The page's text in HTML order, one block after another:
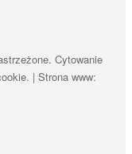
Cytowanie
| Strona www: